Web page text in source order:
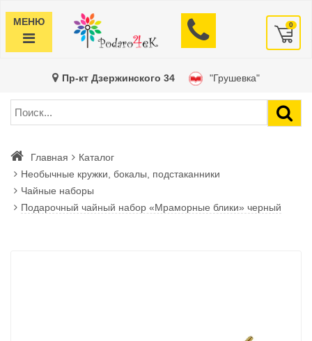
МЕНЮ 0
Пр-кт Дзержинского 34 "Грушевка"
Главная
Каталог
Необычные кружки, бокалы, подстаканники
Чайные наборы
Подарочный чайный набор «Мраморные блики» черный